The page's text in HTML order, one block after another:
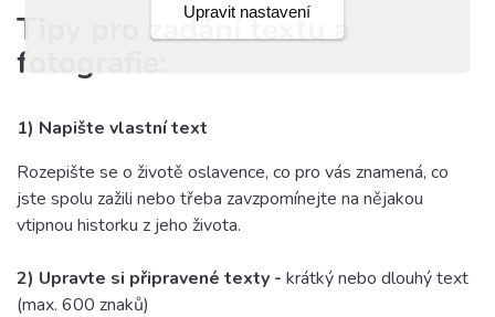
Upravit nastavení
Tipy pro zadání textu a
fotografie:
1) Napište vlastní text
Rozepište se o životě oslavence, co pro vás znamená, co
jste spolu zažili nebo třeba zavzpomínejte na nějakou
vtipnou historku z jeho života.
2) Upravte si připravené texty - krátký nebo dlouhý text
(max. 600 znaků)